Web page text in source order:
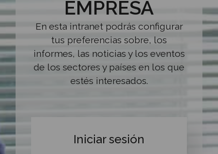
EMPRESA
En esta intranet podrás configurar
tus preferencias sobre, los
informes, las noticias y los eventos
de los sectores y países en los que
estés interesados.
Iniciar sesión